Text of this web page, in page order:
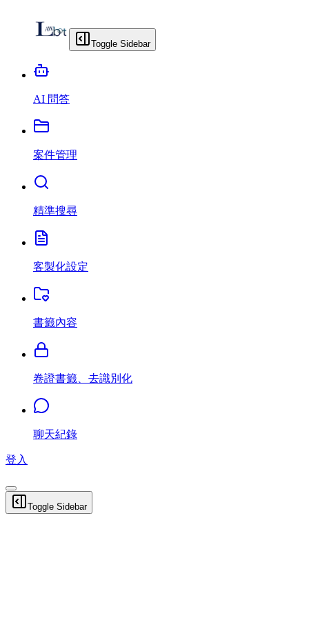
Toggle Sidebar
AI 問答
案件管理
精準搜尋
客製化設定
書籤內容
卷證書籤、去識別化
聊天紀錄
登入
Toggle Sidebar